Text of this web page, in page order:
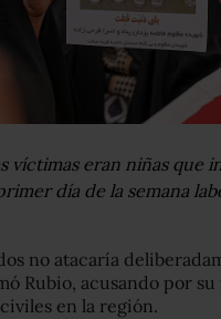
víctimas eran niñas que
día de la semana
no atacaría
Rubio, acusando por
en la región.